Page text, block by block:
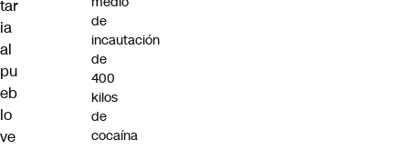
tar
ia
al
pu
eb
lo
ve
de
incautación
de
400
kilos
de
cocaína